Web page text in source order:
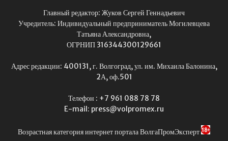
Главный редактор: Жуков Сергей Геннадьевич
Учредитель: Индивидуальный предприниматель Могилевцева
Татьяна Александровна,
ОГРНИП 316344300129661
Адрес редакции: 400131, г. Волгоград, ул. им. Михаила Балонина,
2А, оф.501
Телефон : +7 961 088 78 78
E-mail: press@volpromex.ru
Возрастная категория интернет портала ВолгаПромЭксперт